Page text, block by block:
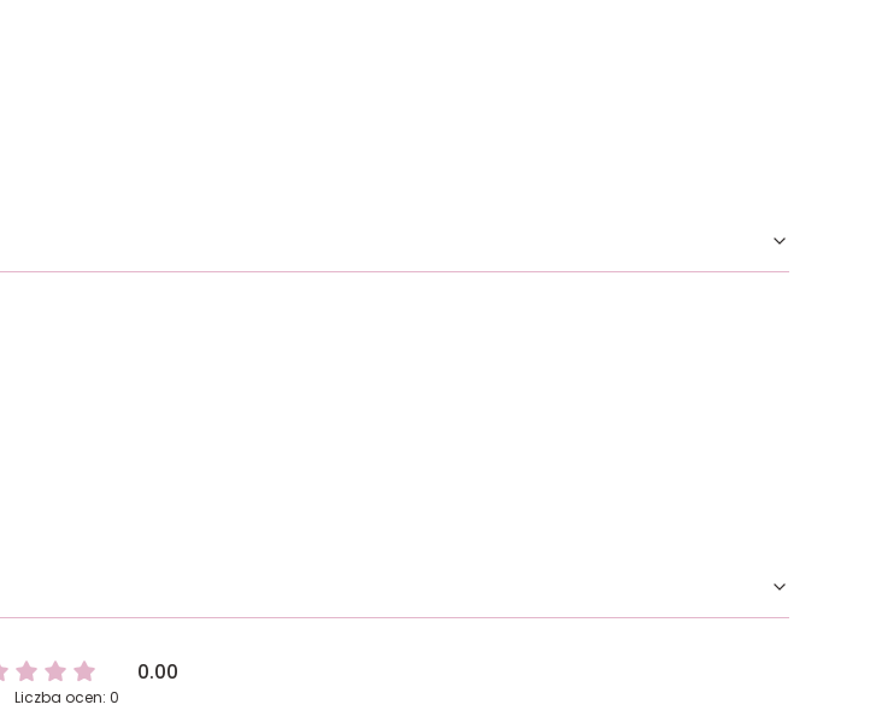
0.00
Liczba ocen: 0